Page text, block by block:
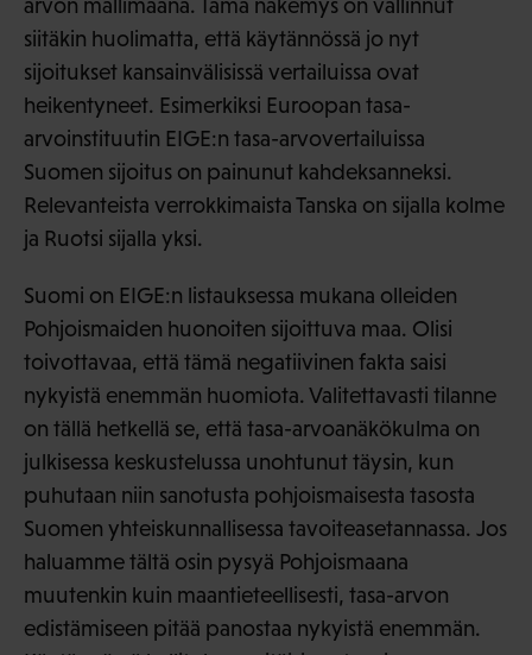
siitäkin huolimatta, että käytännössä jo nyt
sijoitukset kansainvälisissä vertailuissa ovat
heikentyneet. Esimerkiksi Euroopan tasa-
arvoinstituutin EIGE:n tasa-arvovertailuissa
Suomen sijoitus on painunut kahdeksanneksi.
Relevanteista verrokkimaista Tanska on sijalla kolme
ja Ruotsi sijalla yksi.
Suomi on EIGE:n listauksessa mukana olleiden
Pohjoismaiden huonoiten sijoittuva maa. Olisi
toivottavaa, että tämä negatiivinen fakta saisi
nykyistä enemmän huomiota. Valitettavasti tilanne
on tällä hetkellä se, että tasa-arvoanäkökulma on
julkisessa keskustelussa unohtunut täysin, kun
puhutaan niin sanotusta pohjoismaisesta tasosta
Suomen yhteiskunnallisessa tavoiteasetannassa. Jos
haluamme tältä osin pysyä Pohjoismaana
muutenkin kuin maantieteellisesti, tasa-arvon
edistämiseen pitää panostaa nykyistä enemmän.